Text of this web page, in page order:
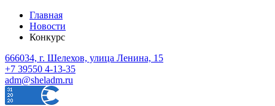
Главная
Новости
Конкурс
666034, г. Шелехов, улица Ленина, 15
+7 39550 4-13-35
adm@sheladm.ru